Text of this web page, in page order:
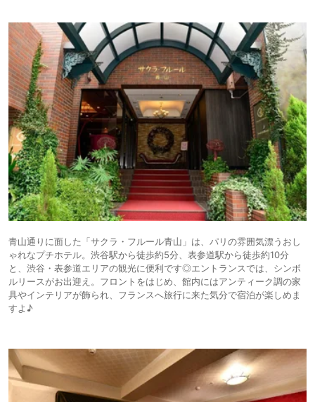
青山通りに面した「サクラ・フルール青山」は、パリの雰囲気漂うおし
ゃれなプチホテル。渋谷駅から徒歩約5分、表参道駅から徒歩約10分
と、渋谷・表参道エリアの観光に便利です◎エントランスでは、シンボ
ルリースがお出迎え。フロントをはじめ、館内にはアンティーク調の家
具やインテリアが飾られ、フランスへ旅行に来た気分で宿泊が楽しめま
すよ♪